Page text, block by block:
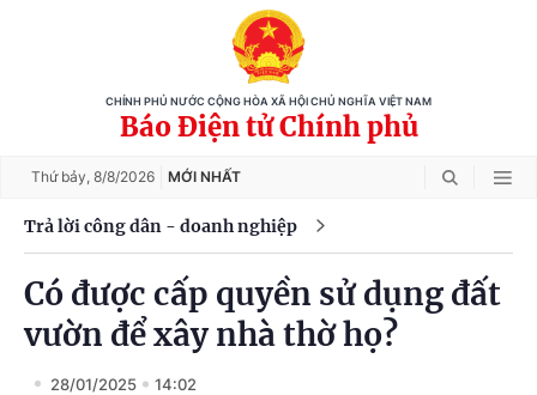
CHÍNH PHỦ NƯỚC CỘNG HÒA XÃ HỘI CHỦ NGHĨA VIỆT NAM
Báo Điện tử Chính phủ
Thứ bảy, 8/8/2026 MỚI NHẤT
Trả lời công dân - doanh nghiệp
Có được cấp quyền sử dụng đất
vườn để xây nhà thờ họ?
28/01/2025 14:02